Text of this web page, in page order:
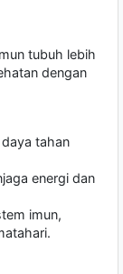
tubuh lebih
dengan
tahan
energi dan
imun,